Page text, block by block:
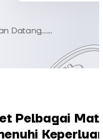
Datang......
Pelbagai